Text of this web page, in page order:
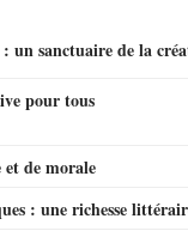
un sanctuaire de la
pour tous
et de morale
: une richesse